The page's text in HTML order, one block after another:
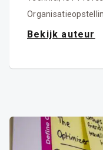
Bekijk auteur